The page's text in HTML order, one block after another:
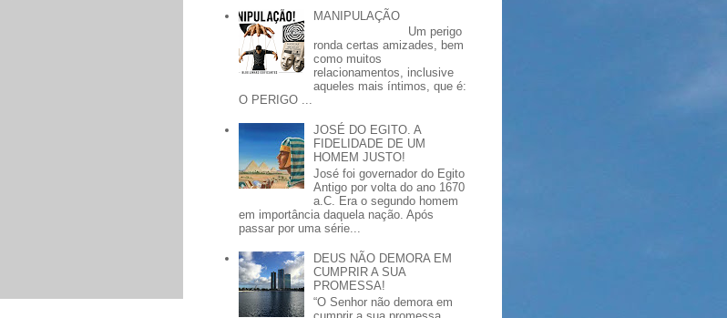
MANIPULAÇÃO
Um perigo
ronda certas amizades, bem
como muitos
relacionamentos, inclusive
aqueles mais íntimos, que é:
O PERIGO ...
JOSÉ DO EGITO. A
FIDELIDADE DE UM
HOMEM JUSTO!
José foi governador do Egito
Antigo por volta do ano 1670
a.C. Era o segundo homem
em importância daquela nação. Após
passar por uma série...
DEUS NÃO DEMORA EM
CUMPRIR A SUA
PROMESSA!
“O Senhor não demora em